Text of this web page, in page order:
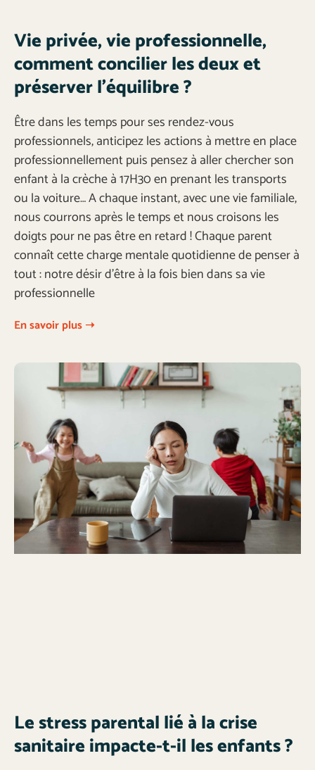
Vie privée, vie professionnelle,
comment concilier les deux et
préserver l’équilibre ?
Être dans les temps pour ses rendez-vous
professionnels, anticipez les actions à mettre en place
professionnellement puis pensez à aller chercher son
enfant à la crèche à 17H30 en prenant les transports
ou la voiture… A chaque instant, avec une vie familiale,
nous courrons après le temps et nous croisons les
doigts pour ne pas être en retard ! Chaque parent
connaît cette charge mentale quotidienne de penser à
tout : notre désir d’être à la fois bien dans sa vie
professionnelle
En savoir plus ➝
Le stress parental lié à la crise
sanitaire impacte-t-il les enfants ?